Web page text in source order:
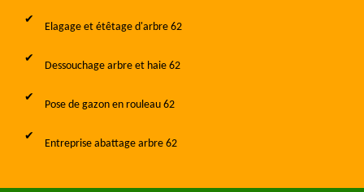
Elagage et étêtage d'arbre 62
Dessouchage arbre et haie 62
Pose de gazon en rouleau 62
Entreprise abattage arbre 62